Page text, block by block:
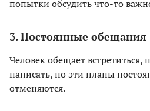
попытки обсудить что-то
3. Постоянные обещания
Человек обещает встретиться,
написать, но эти планы
отменяются.